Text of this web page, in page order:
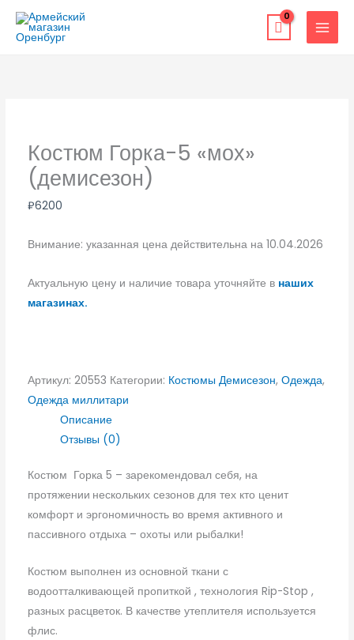
Перейти
содержимому
Костюм Горка-5 «мох»
(демисезон)
₽6200
Внимание: указанная цена действительна на 10.04.2026
Актуальную цену и наличие товара уточняйте в наших
магазинах.
Артикул: 20553 Категории: Костюмы Демисезон, Одежда,
Одежда миллитари
Описание
Отзывы (0)
Костюм Горка 5 – зарекомендовал себя, на
протяжении нескольких сезонов для тех кто ценит
комфорт и эргономичность во время активного и
пассивного отдыха – охоты или рыбалки!
Костюм выполнен из основной ткани с
водоотталкивающей пропиткой , технология Rip-Stop ,
разных расцветок. В качестве утеплителя используется
флис.